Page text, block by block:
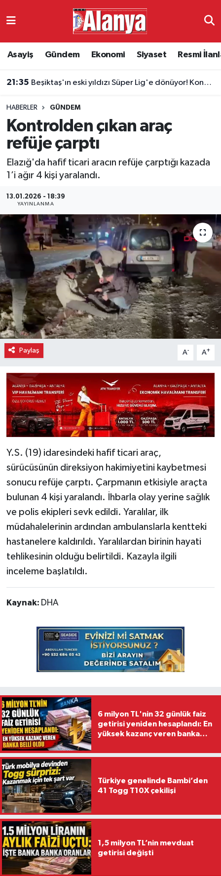
Asayiş Gündem Ekonomi Siyaset Resmi
21:35 Beşiktaş'ın eski yıldızı Süper Lig'e dönüyor! Konyaspor'da Masuaku sürprizi
HABERLER GÜNDEM
Kontrolden çıkan araç
refüje çarptı
Elazığ'da hafif ticari aracın refüje çarptığı kazada
1’i ağır 4 kişi yaralandı.
13.01.2026 - 18:39
YAYINLANMA
Paylaş A- A+
Y.S. (19) idaresindeki hafif ticari araç,
sürücüsünün direksiyon hakimiyetini kaybetmesi
sonucu refüje çarptı. Çarpmanın etkisiyle araçta
bulunan 4 kişi yaralandı. İhbarla olay yerine sağlık
ve polis ekipleri sevk edildi. Yaralılar, ilk
müdahalelerinin ardından ambulanslarla kentteki
hastanelere kaldırıldı. Yaralılardan birinin hayati
tehlikesinin olduğu belirtildi. Kazayla ilgili
inceleme başlatıldı.
Kaynak: DHA
6 milyon TL'nin 32 günlük faiz
getirisi yeniden hesaplandı: En
yüksek kazanç veren banka
Türkiye genelinde Bambi’den
41 Togg T10X çekilişi
1,5 milyon TL’nin mevduat
getirisi değişti
Ekonomi
Resmi İlanlar
Alanyaspor
E-Gazete
Antalya Namaz Vakitleri
Süper Lig Puan Durumu ve Fikstür
Tüm Manşetler
Haber Arşivi